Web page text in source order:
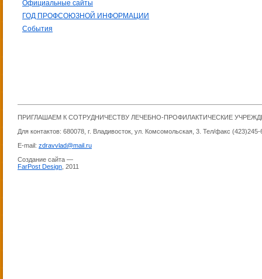
Официальные сайты
ГОД ПРОФСОЮЗНОЙ ИНФОРМАЦИИ
События
ПРИГЛАШАЕМ К СОТРУДНИЧЕСТВУ ЛЕЧЕБНО-ПРОФИЛАКТИЧЕСКИЕ
Для контактов: 680078, г. Владивосток, ул. Комсомольская, 3. Тел/факс
E-mail: zdravvlad@mail.ru
Создание сайта —
FarPost Design , 2011